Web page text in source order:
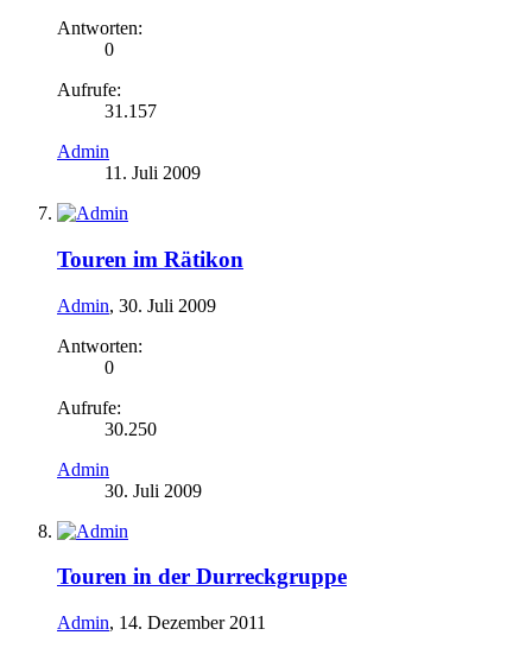
Antworten:
0
Aufrufe:
31.157
Admin
11. Juli 2009
Touren im Rätikon
Admin, 30. Juli 2009
Antworten:
0
Aufrufe:
30.250
Admin
30. Juli 2009
Touren in der Durreckgruppe
Admin, 14. Dezember 2011